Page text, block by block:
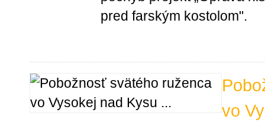
pred farským kostolom".
vo